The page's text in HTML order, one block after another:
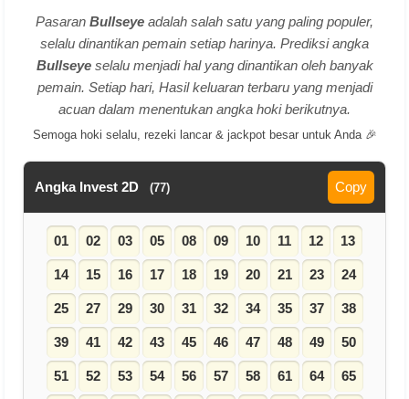
Pasaran Bullseye adalah salah satu yang paling populer,
selalu dinantikan pemain setiap harinya. Prediksi angka
Bullseyeselalu menjadi hal yang dinantikan oleh banyak
pemain. Setiap hari, Hasil keluaran terbaru yang menjadi
acuan dalam menentukan angka hoki berikutnya.
Semoga hoki selalu, rezeki lancar & jackpot besar untuk Anda 🎉
Angka Invest 2D (77) Copy
01 02 03 05 08 09 10 11 12 13
14 15 16 17 18 19 20 21 23 24
25 27 29 30 31 32 34 35 37 38
39 41 42 43 45 46 47 48 49 50
51 52 53 54 56 57 58 61 64 65